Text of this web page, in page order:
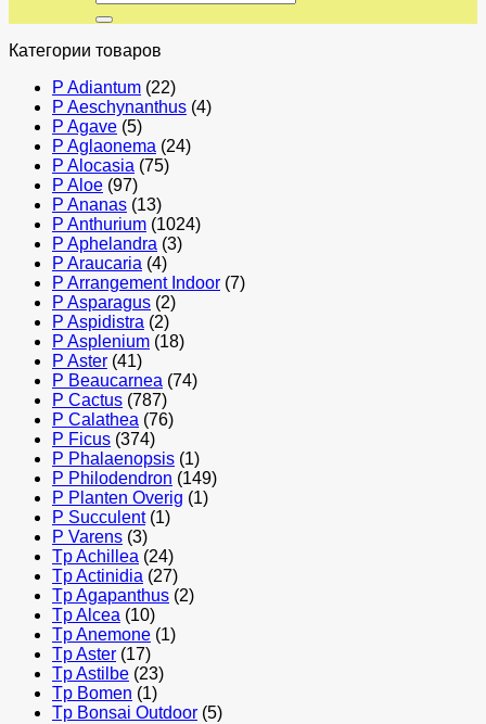
Категории товаров
P Adiantum (22)
P Aeschynanthus (4)
P Agave (5)
P Aglaonema (24)
P Alocasia (75)
P Aloe (97)
P Ananas (13)
P Anthurium (1024)
P Aphelandra (3)
P Araucaria (4)
P Arrangement Indoor (7)
P Asparagus (2)
P Aspidistra (2)
P Asplenium (18)
P Aster (41)
P Beaucarnea (74)
P Cactus (787)
P Calathea (76)
P Ficus (374)
P Phalaenopsis (1)
P Philodendron (149)
P Planten Overig (1)
P Succulent (1)
P Varens (3)
Tp Achillea (24)
Tp Actinidia (27)
Tp Agapanthus (2)
Tp Alcea (10)
Tp Anemone (1)
Tp Aster (17)
Tp Astilbe (23)
Tp Bomen (1)
Tp Bonsai Outdoor (5)